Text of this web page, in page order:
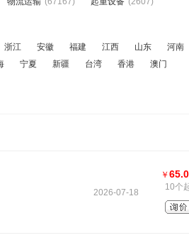
浙江 安徽 福建 江西 山东
河南
宁夏 新疆 台湾 香港 澳门
2026-07-18
￥
10个